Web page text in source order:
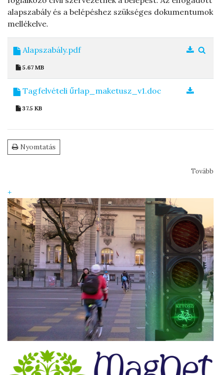
alapszabály és a belépéshez szükséges dokumentumok
mellékelve.
Alapszabály.pdf
5.67 MB
Tagfelvételi űrlap_maketusz_v1.doc
37.5 KB
Nyomtatás
Tovább
+